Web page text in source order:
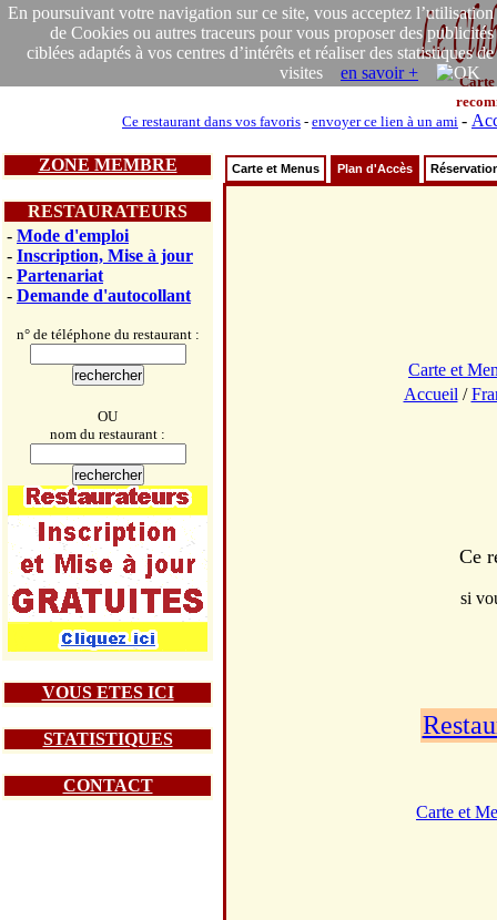
En poursuivant votre navigation sur ce site, vous acceptez l’utilisation
de Cookies ou autres traceurs pour vous proposer des publicités
ciblées adaptés à vos centres d’intérêts et réaliser des statistiques de
visites en savoir +
Carte
Ce restaurant dans vos favoris - envoyer ce lien à un ami -
ZONE MEMBRE
RESTAURATEURS
- Mode d'emploi
- Inscription, Mise à jour
- Partenariat
- Demande d'autocollant
n° de téléphone du restaurant :
OU
nom du restaurant :
VOUS ETES ICI
STATISTIQUES
CONTACT
Carte et Menus Plan d'Accès
Carte et
Accueil /
Ce
si
Carte et